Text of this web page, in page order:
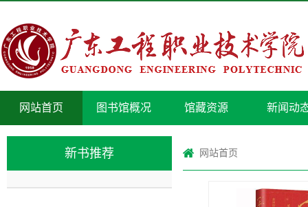
网站首页 图书馆概况 馆藏资源 新闻动
新书推荐 网站首页